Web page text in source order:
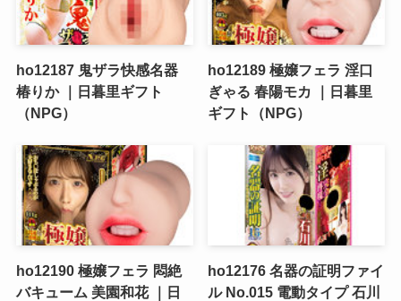
ho12187 鬼ザラ快感名器
椿りか ｜日暮里ギフト
（NPG）
ho12189 極嬢フェラ 淫口
ぎゃる 春陽モカ ｜日暮里
ギフト（NPG）
ho12190 極嬢フェラ 悶絶
バキューム 美園和花 ｜日
ho12176 名器の証明ファイ
ル No.015 電動タイプ 石川